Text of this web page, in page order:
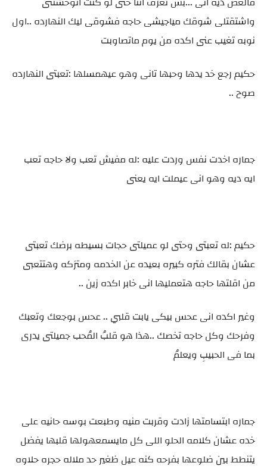
واشتقتلى شوقك مياجيشى حاجه فشوقى ليك النهارده ..اول
نوبه تغيب عنى اكده من يوم ماتصاوبت
حكيم رجع خد يدها وحبها تانى وهو عيهمسلها :تعبتى النهارده
صوح ..
جماره اخدت نفس وردت عليه :له مفيش تعب ولا حاجه تعب
ايه ديه وهو انى عيملت ايه يعنى
حكيم :له تعبتى وحتى لو عميلتى حجات بسيطه برضك تعبتى
عشان بقالك فتره كبيره بعيده عن الخدمه ومترَكه وهتتعبى
من اقلتها حاجه هتعمليها انى خابر اكده زين ..
وغير اكده انى عحس بيكى يابت قلبي .. عحس بوجعك وتعبك
وفرحك وكل حاجه تخصك ..هذا هو قلبُ المُحب جميلتى يدرى
بما فى الحبيبِ ويعلمُ
جماره ابتسامتها زادت وقربت منيه وطبعت بوسه حانيه على
خده عشان كلامه الحلو اللى كل مايسمعهولها قلبها يفضل
يتنطط بين ضلوعها بفرحه كنه عيل ظغير حد ملاله حجره حلاوه